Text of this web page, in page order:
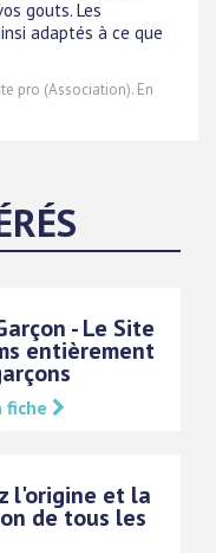
gouts. Les
adaptés à ce que
pro (Association). En
- Le Site
entièrement
fiche
l'origine et la
de tous les